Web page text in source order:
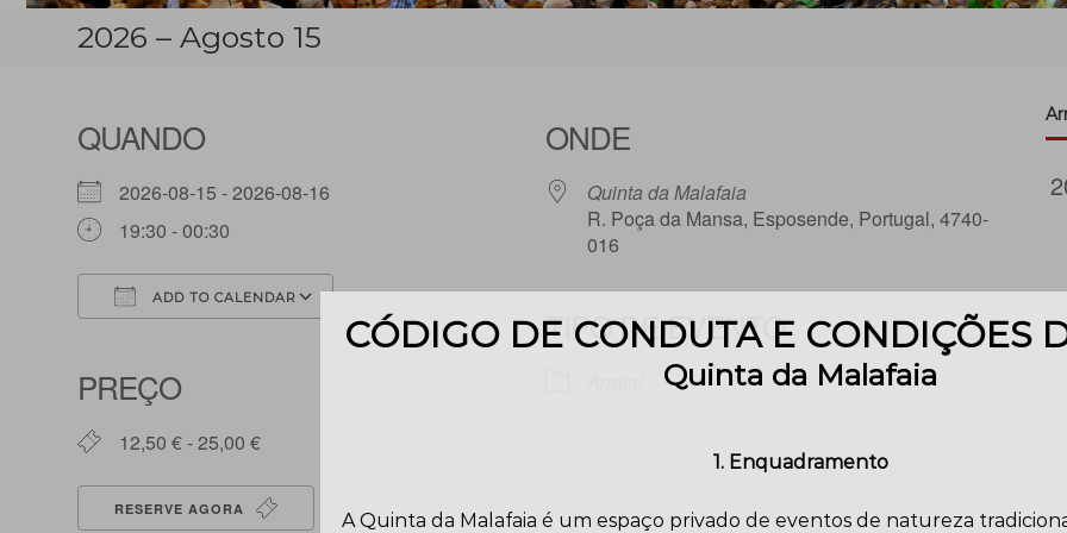
2026 – Agosto 15
QUANDO
2026-08-15 - 2026-08-16
19:30 - 00:30
ADD TO CALENDAR
Google Calendar iCalendar Office 365
PREÇO
12,50 € - 25,00 €
RESERVE AGORA
ONDE
Quinta da Malafaia
R. Poça da Mansa, Esposende, Portugal, 4740-
016
TIPO DE EVENTO
CÓDIGO DE CONDUTA E CONDIÇÕES
Quinta da Malafaia
1. Enquadramento
A Quinta da Malafaia é um espaço privado de eventos de natureza